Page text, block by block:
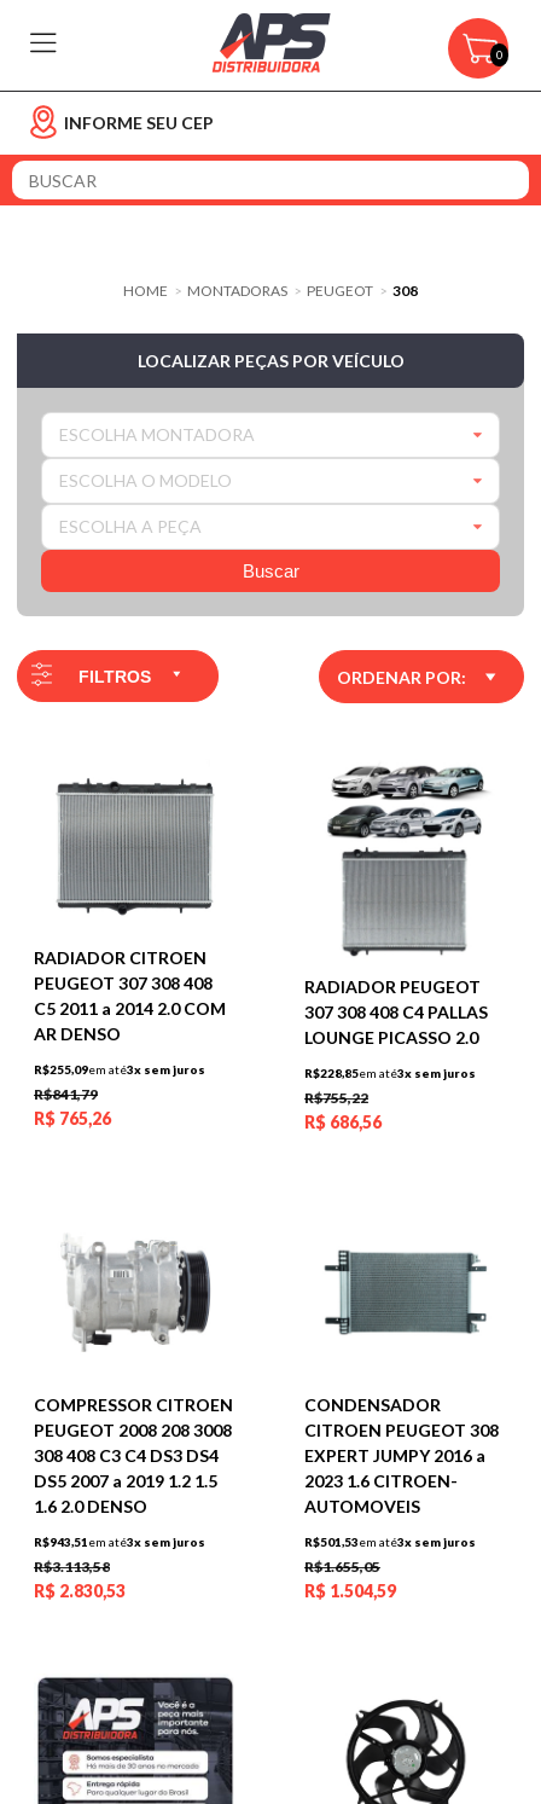
0
INFORME SEU CEP
HOME > MONTADORAS > PEUGEOT > 308
LOCALIZAR PEÇAS POR VEÍCULO
ESCOLHA MONTADORA
ESCOLHA O MODELO
ESCOLHA A PEÇA
Buscar
FILTROS ORDENAR POR:
RADIADOR CITROEN
PEUGEOT 307 308 408
C5 2011 a 2014 2.0 COM
AR DENSO
R$255,09em até3x sem juros
R$841,79
R$ 765,26
RADIADOR PEUGEOT
307 308 408 C4 PALLAS
LOUNGE PICASSO 2.0
R$228,85em até3x sem juros
R$755,22
R$ 686,56
COMPRESSOR CITROEN
PEUGEOT 2008 208 3008
308 408 C3 C4 DS3 DS4
DS5 2007 a 2019 1.2 1.5
1.6 2.0 DENSO
R$943,51 em até3x sem juros
R$3.113,58
R$ 2.830,53
CONDENSADOR
CITROEN PEUGEOT 308
EXPERT JUMPY 2016 a
2023 1.6 CITROEN-
AUTOMOVEIS
R$501,53em até3x sem juros
R$1.655,05
R$ 1.504,59